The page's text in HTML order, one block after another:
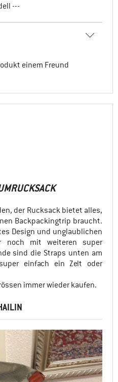
---
einem Freund
der Rucksack bietet alles,
Backpackingtrip braucht.
Design und unglaublichen
noch mit weiteren super
sind die Straps unten am
einfach ein Zelt oder
immer wieder kaufen.